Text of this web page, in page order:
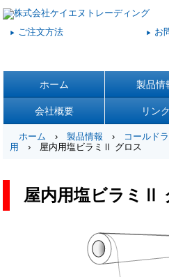
▶ ご注文方法 ▶ お
ホーム 製品情
会社概要 リンク
ホーム›製品情報 › コールド
用
› 屋内用塩ビラミⅡ グロス
屋内用塩ビラミⅡ